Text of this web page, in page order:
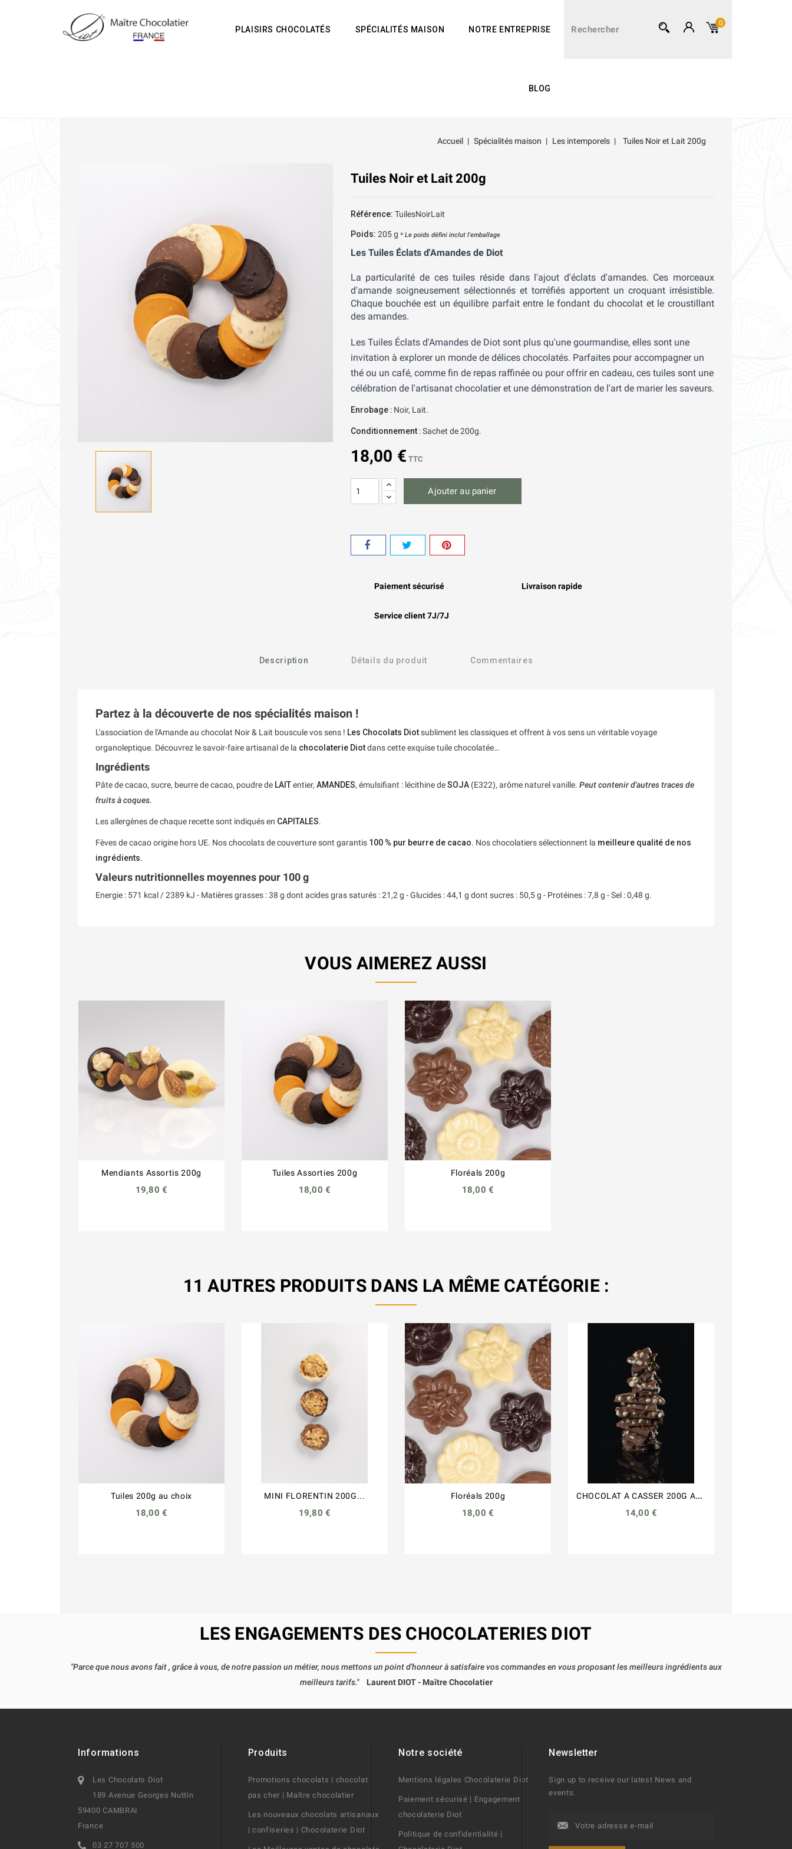
PLAISIRS CHOCOLATÉS SPÉCIALITÉS MAISON NOTRE ENTREPRISE
BLOG
0
Accueil Spécialités maison Les intemporels Tuiles Noir et Lait 200g
Tuiles Noir et Lait 200g
Référence: TuilesNoirLait
Poids: 205 g * Le poids défini inclut l'emballage
Les Tuiles Éclats d'Amandes de Diot
La particularité de ces tuiles réside dans l'ajout d'éclats d'amandes. Ces morceaux
d'amande soigneusement sélectionnés et torréfiés apportent un croquant irrésistible.
Chaque bouchée est un équilibre parfait entre le fondant du chocolat et le croustillant
des amandes.
Les Tuiles Éclats d'Amandes de Diot sont plus qu'une gourmandise, elles sont une
invitation à explorer un monde de délices chocolatés. Parfaites pour accompagner un
thé ou un café, comme fin de repas raffinée ou pour offrir en cadeau, ces tuiles sont une
célébration de l'artisanat chocolatier et une démonstration de l'art de marier les saveurs.
Enrobage: Noir, Lait.
Conditionnement: Sachet de 200g.
18,00 € TTC
Ajouter au panier
Paiement sécurisé Livraison rapide
Service client 7J/7J
Description Détails du produit Commentaires
Partez à la découverte de nos spécialités maison !
L'association de l'Amande au chocolat Noir & Lait bouscule vos sens ! Les Chocolats Diotsubliment les classiques et offrent à vos sens un véritable voyage
organoleptique. Découvrez le savoir-faire artisanal de la chocolaterie Diotdans cette exquise tuile chocolatée…
Ingrédients
Pâte de cacao, sucre, beurre de cacao, poudre de LAITentier, AMANDES, émulsifiant : lécithine deSOJA (E322), arôme naturel vanille. Peut contenir d'autres traces de
fruits à coques.
Les allergènes de chaque recette sont indiqués en CAPITALES.
Fèves de cacao origine hors UE. Nos chocolats de couverture sont garantis 100 % pur beurre de cacao. Nos chocolatiers sélectionnent la meilleure qualité de nos
ingrédients.
Valeurs nutritionnelles moyennes pour 100 g
Energie : 571 kcal / 2389 kJ - Matières grasses : 38 g dont acides gras saturés : 21,2 g - Glucides : 44,1 g dont sucres : 50,5 g - Protéines : 7,8 g - Sel : 0,48 g.
VOUS AIMEREZ AUSSI
Mendiants Assortis 200g
19,80 €
Tuiles Assorties 200g
18,00 €
Floréals 200g
18,00 €
11 AUTRES PRODUITS DANS LA MÊME CATÉGORIE :
Tuiles 200g au choix
18,00 €
MINI FLORENTIN 200G...
19,80 €
Floréals 200g
18,00 €
C
HOCOLAT A CASSER 200G AU...
14,00 €
LES ENGAGEMENTS DES CHOCOLATERIES DIOT
"Parce que nous avons fait , grâce à vous, de notre passion un métier, nous mettons un point d'honneur à satisfaire vos commandes en vous proposant les meilleurs ingrédients aux
meilleurs tarifs."
Laurent DIOT - Maître Chocolatier
Informations
Les Chocolats Diot
189 Avenue Georges Nuttin
59400 CAMBRAI
France
03 27 707 500
Produits
Promotions chocolats | chocolat
pas cher | Maître chocolatier
Les nouveaux chocolats artisanaux
| confiseries | Chocolaterie Diot
Notre société
Mentions légales Chocolaterie Diot
Paiement sécurisé | Engagement
chocolaterie Diot
Politique de confidentialité |
Newsletter
Sign up to receive our latest News and
events.